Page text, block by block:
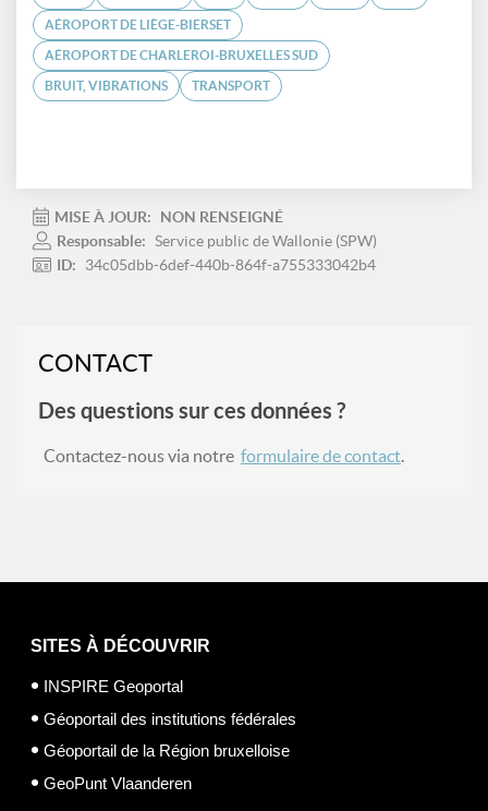
AÉROPORT DE LIÈGE-BIERSET
AÉROPORT DE CHARLEROI-BRUXELLES SUD
BRUIT, VIBRATIONS TRANSPORT
MISE À JOUR:
NON RENSEIGNÉ
Responsable: Service public de Wallonie (SPW)
ID:
34c05dbb-6def-440b-864f-a755333042b4
CONTACT
Des questions sur ces données ?
Contactez-nous via notre formulaire de contact.
SITES À DÉCOUVRIR
INSPIRE Geoportal
Géoportail des institutions fédérales
Géoportail de la Région bruxelloise
GeoPunt Vlaanderen